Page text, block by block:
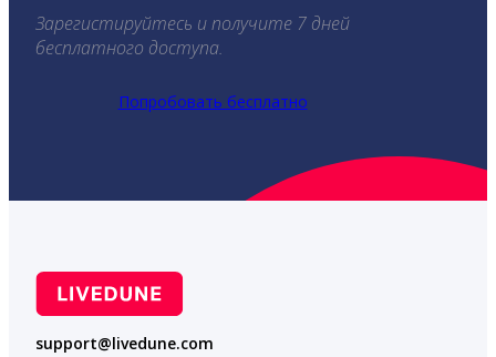
Зарегистируйтесь и получите 7 дней
бесплатного доступа.
Попробовать бесплатно
support@livedune.com